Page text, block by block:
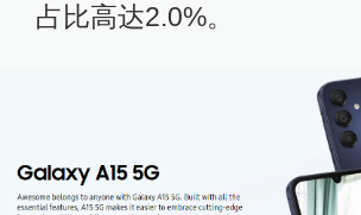
占比高达2.0%。